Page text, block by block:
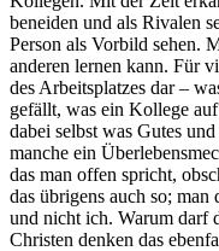
beneiden und als Rivalen
Person als Vorbild sehen.
anderen lernen kann. Für
des Arbeitsplatzes dar –
gefällt, was ein Kollege
dabei selbst was Gutes
manche ein
das man offen spricht,
das übrigens auch so;
und nicht ich. Warum darf
Christen denken das